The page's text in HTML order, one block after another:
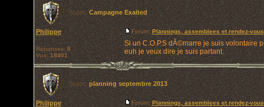
Sujet:Campagne Exalted
Philippe
Réponses:8
Vus:18401
Forum:Plannings, assemblees et rendez-vous
Si un C.O.P.S dÃ©marre je suis volontaire
euh je veux dire je suis partant.
Sujet:planning septembre 2013
Philippe Forum:Plannings, assemblees et rendez-vous